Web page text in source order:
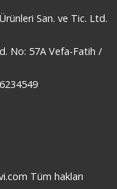
San. ve Tic. Ltd.
No: 57A Vefa-Fatih /
Tüm hakları